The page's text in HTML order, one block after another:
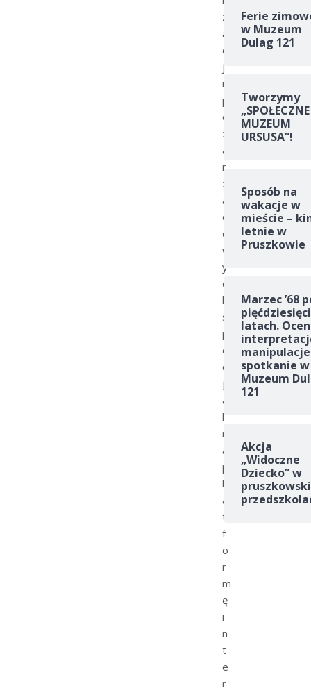
z
a
c
j
i
p
o
z
a
r
z
ą
d
o
w
y
c
h
s
p
e
c
j
a
l
n
ą
p
l
a
t
f
o
r
m
ę
i
n
t
e
r
Ferie
w Muzeum
Dulag 121
Tworzymy
„SPOŁECZNE
MUZEUM
URSUSA”!
Sposób na
wakacje w
mieście –
letnie w
Pruszkowie
Marzec ’68
latach.
spotkanie w
Muzeum
121
Akcja
„Widoczne
Dziecko” w